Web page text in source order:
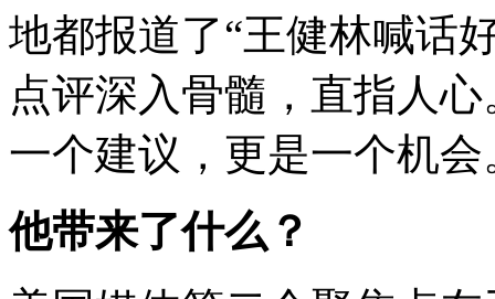
地都报道了“王健林喊话
点评深入骨髓，直指人
一个建议，更是一个机会
他带来了什么？